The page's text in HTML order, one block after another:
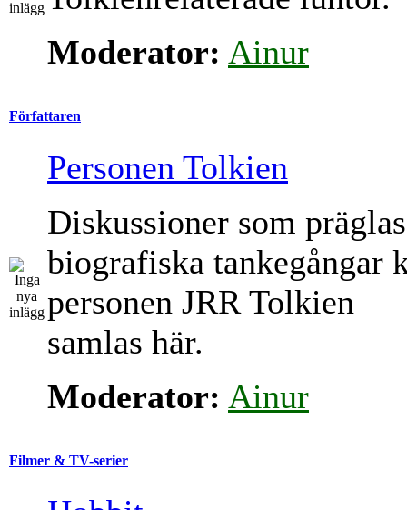
Moderator: Ainur
Författaren
Personen Tolkien
Diskussioner som
biografiska tankegångar
personen JRR Tolkien
samlas här.
Moderator: Ainur
Filmer & TV-serier